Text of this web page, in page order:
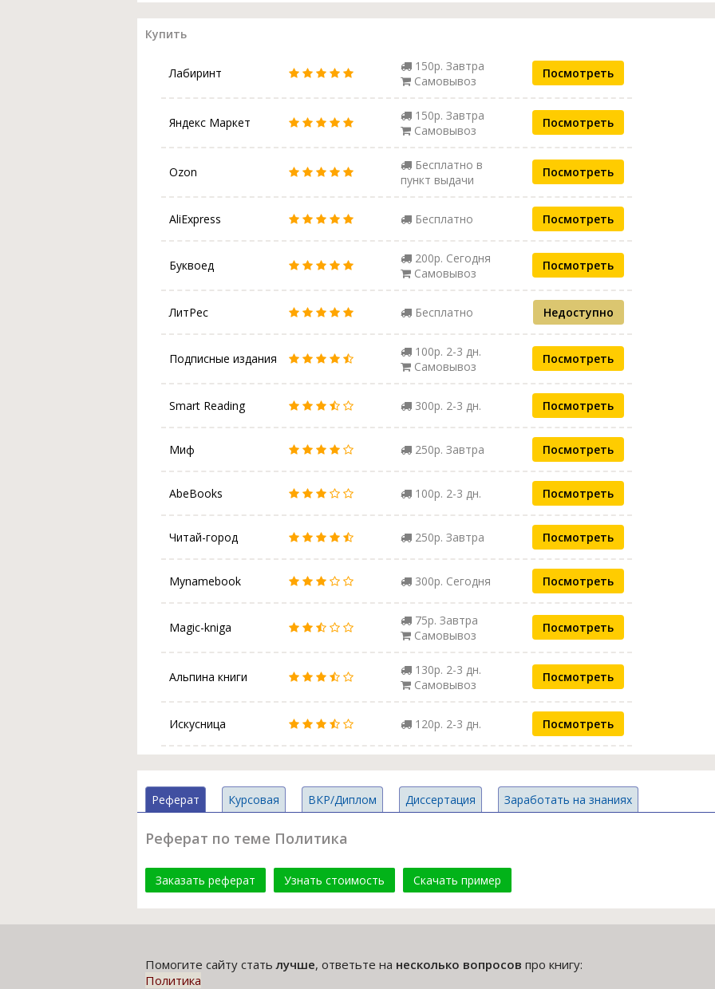
Купить
Лабиринт
150р. Завтра
Самовывоз
Посмотреть
Яндекс Маркет
150р. Завтра
Самовывоз
Посмотреть
Ozon
Бесплатно в
пункт выдачи
Посмотреть
AliExpress Бесплатно Посмотреть
Буквоед
200р. Сегодня
Самовывоз
Посмотреть
ЛитРес Бесплатно Недоступно
Подписные издания
100р. 2-3 дн.
Самовывоз
Посмотреть
Smart Reading 300р. 2-3 дн. Посмотреть
Миф 250р. Завтра Посмотреть
AbeBooks 100р. 2-3 дн. Посмотреть
Читай-город 250р. Завтра Посмотреть
Mynamebook 300р. Сегодня Посмотреть
Magic-kniga
75р. Завтра
Самовывоз
Посмотреть
Альпина книги
130р. 2-3 дн.
Самовывоз
Посмотреть
Искусница 120р. 2-3 дн. Посмотреть
Реферат Курсовая ВКР/Диплом Диссертация Заработать на знаниях
Реферат по теме Политика
Заказать реферат Узнать стоимость Скачать пример
Помогите сайту статьлучше, ответьте на несколько вопросов про книгу:
Политика